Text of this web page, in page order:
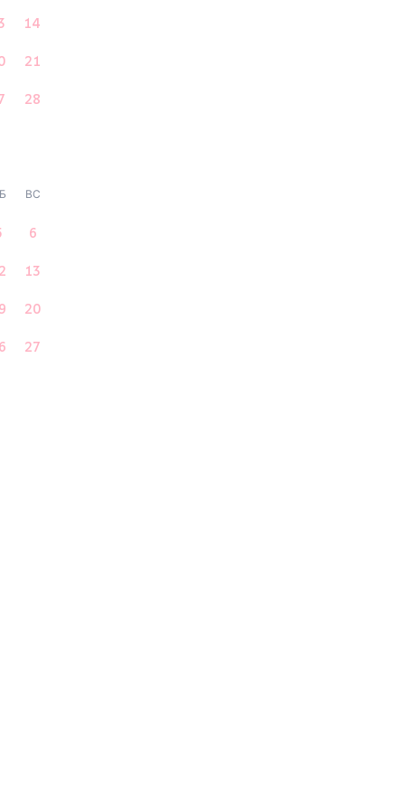
14
21
28
ВС
6
13
20
27